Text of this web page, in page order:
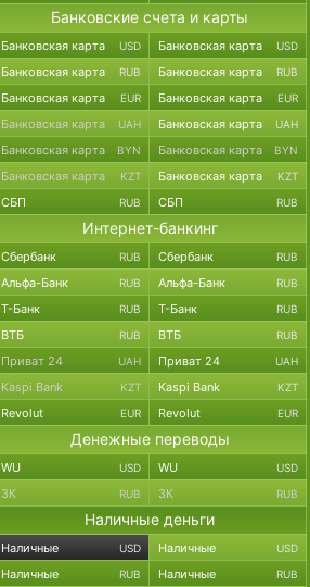
Банковские счета и карты
Банковская карта USD Банковская карта USD
Банковская карта RUB Банковская карта RUB
Банковская карта EUR Банковская карта EUR
Банковская карта UAH Банковская карта UAH
Банковская карта BYN Банковская карта BYN
Банковская карта KZT Банковская карта KZT
СБП RUB СБП RUB
Интернет-банкинг
Сбербанк RUB Сбербанк RUB
Альфа-Банк RUB Альфа-Банк RUB
Т-Банк RUB Т-Банк RUB
ВТБ RUB ВТБ RUB
Приват 24 UAH Приват 24 UAH
Kaspi Bank KZT Kaspi Bank KZT
Revolut EUR Revolut EUR
Денежные переводы
WU USD WU USD
ЗК RUB ЗК RUB
Наличные деньги
Наличные USD Наличные USD
Наличные RUB Наличные RUB